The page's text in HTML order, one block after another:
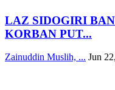
LAZ SIDOGIRI
KORBAN PUT...
Zainuddin Muslih, ... Jun